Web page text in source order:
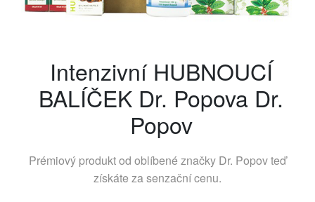
Intenzivní HUBNOUCÍ
BALÍČEK Dr. Popova Dr.
Popov
Prémiový produkt od oblíbené značky Dr. Popovteď
získáte za senzační cenu.